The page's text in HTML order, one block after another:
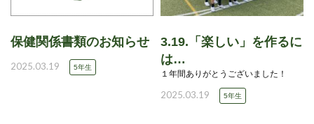
保健関係書類のお知らせ
2025.03.19 5年生
3.19.「楽しい」を作るに
は…
１年間ありがとうございました！
2025.03.19 5年生